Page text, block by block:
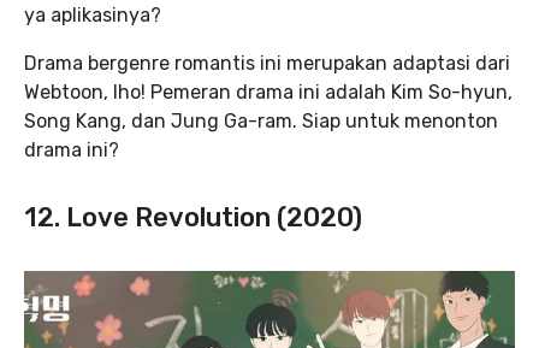
ya aplikasinya?
Drama bergenre romantis ini merupakan adaptasi dari
Webtoon, lho! Pemeran drama ini adalah Kim So-hyun,
Song Kang, dan Jung Ga-ram. Siap untuk menonton
drama ini?
12. Love Revolution (2020)